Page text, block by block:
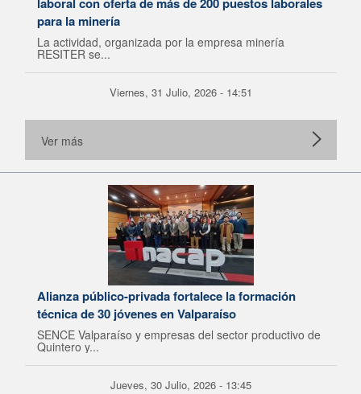
para la minería
La actividad, organizada por la empresa minería
RESITER se...
Viernes, 31 Julio, 2026 - 14:51
Ver más
Alianza público-privada fortalece la formación
técnica de 30 jóvenes en Valparaíso
SENCE Valparaíso y empresas del sector productivo de
Quintero y...
Jueves, 30 Julio, 2026 - 13:45